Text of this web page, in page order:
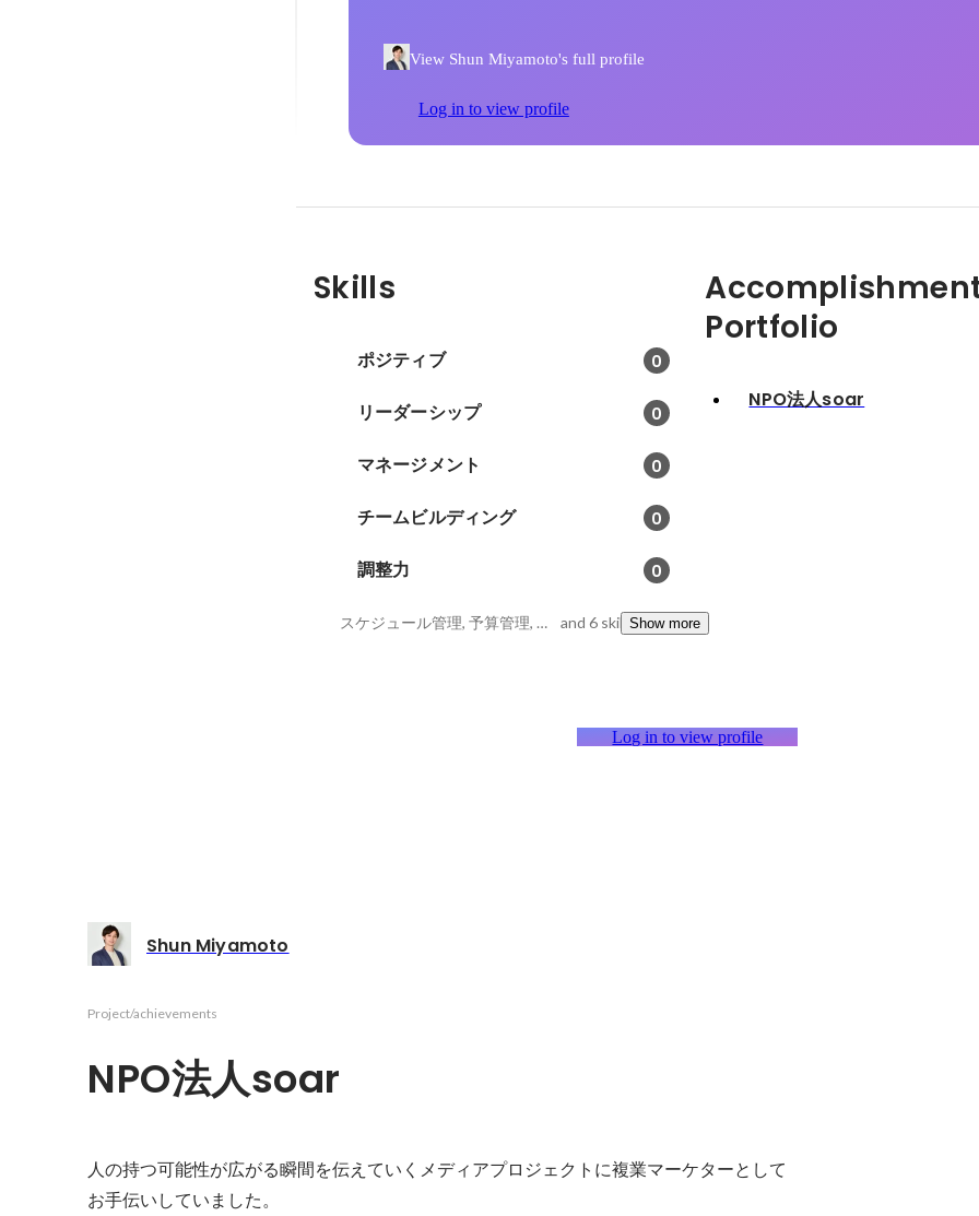
View Shun Miyamoto's full profile
Log in to view profile
Skills
ポジティブ 0
リーダーシップ 0
マネージメント 0
チームビルディング 0
調整力 0
スケジュール管理, 予算管理, データ解析 and 6 skillsShow more
Portfolio
NPO法人soar
Log in to view profile
Shun Miyamoto
Project/achievements
NPO法人soar
人の持つ可能性が広がる瞬間を伝えていくメディアプロジェクトに複業マーケターとして
お手伝いしていました。